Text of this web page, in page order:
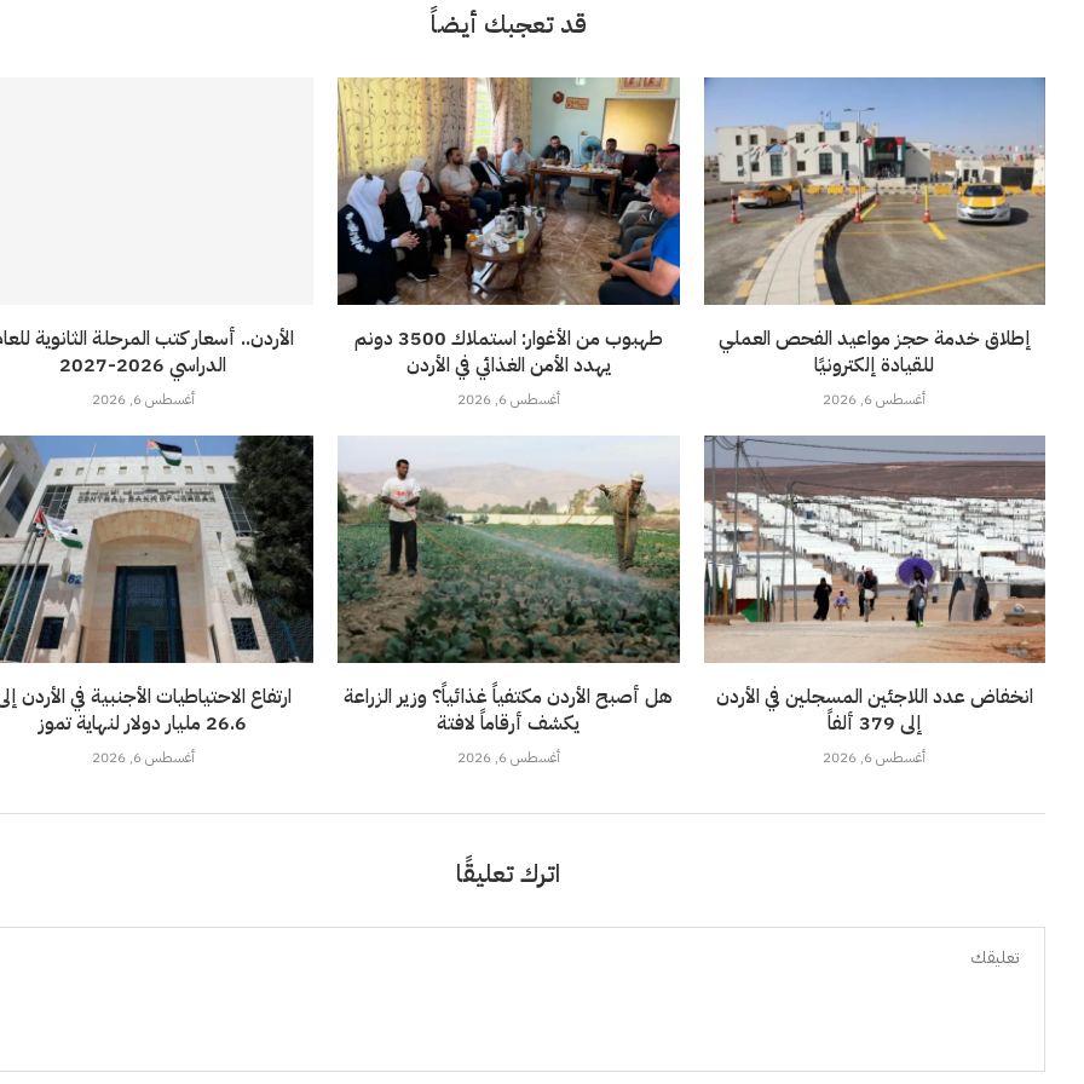
قد تعجبك أيضاً
الأردن.. أسعار كتب المرحلة الثانوية
الدراسي 2026-2027
أغسطس 6, 2026
طهبوب من الأغوار: استملاك 3500 دونم
يهدد الأمن الغذائي في الأردن
أغسطس 6, 2026
إطلاق خدمة حجز مواعيد الفحص العملي
للقيادة إلكترونيًا
أغسطس 6, 2026
ارتفاع الاحتياطيات الأجنبية في الأردن
26.6 مليار دولار لنهاية تموز
أغسطس 6, 2026
هل أصبح الأردن مكتفياً غذائياً؟ وزير الزراعة
يكشف أرقاماً لافتة
أغسطس 6, 2026
انخفاض عدد اللاجئين المسجلين في الأردن
إلى 379 ألفاً
أغسطس 6, 2026
اترك تعليقًا